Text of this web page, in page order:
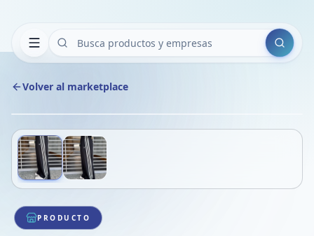
Buscar
Volver al marketplace
1/2
PRODUCTO